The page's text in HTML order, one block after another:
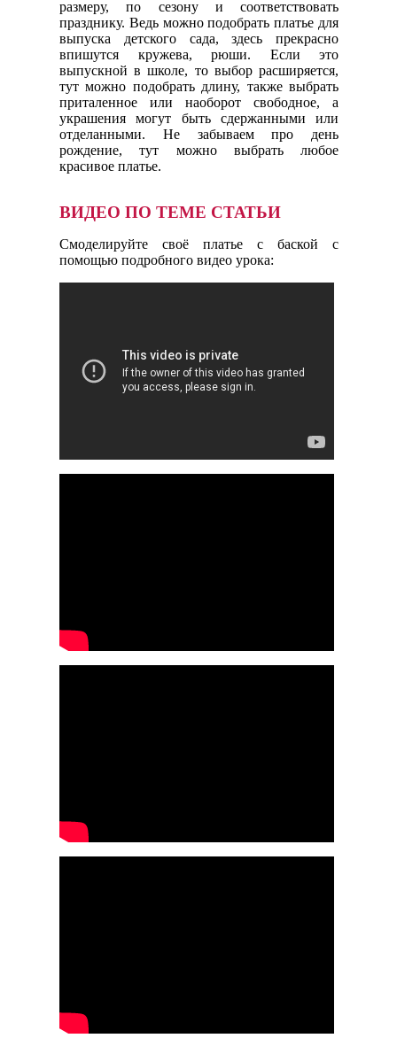
размеру, по сезону и соответствовать
празднику. Ведь можно подобрать платье для
выпуска детского сада, здесь прекрасно
впишутся кружева, рюши. Если это
выпускной в школе, то выбор расширяется,
тут можно подобрать длину, также выбрать
приталенное или наоборот свободное, а
украшения могут быть сдержанными или
отделанными. Не забываем про день
рождение, тут можно выбрать любое
красивое платье.
ВИДЕО ПО ТЕМЕ СТАТЬИ
Смоделируйте своё платье с баской с
помощью подробного видео урока: